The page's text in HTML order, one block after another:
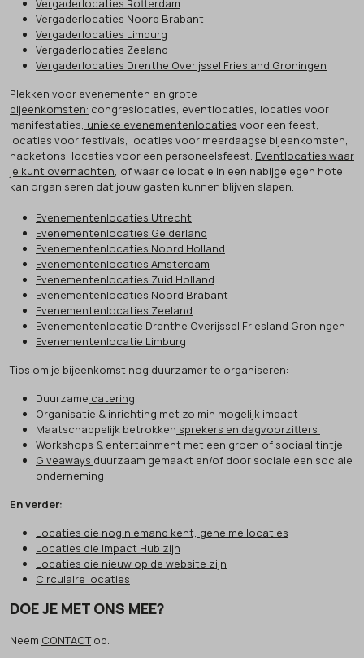
Vergaderlocaties Rotterdam
Vergaderlocaties Noord Brabant
Vergaderlocaties Limburg
Vergaderlocaties Zeeland
Vergaderlocaties Drenthe Overijssel Friesland Groningen
Plekken voor evenementen en grote
bijeenkomsten: congreslocaties, eventlocaties, locaties voor
manifestaties, unieke evenementenlocaties voor een feest,
locaties voor festivals, locaties voor meerdaagse bijeenkomsten,
hacketons, locaties voor een personeelsfeest. Eventlocaties waar
je kunt overnachten, of waar de locatie in een nabijgelegen hotel
kan organiseren dat jouw gasten kunnen blijven slapen.
Evenementenlocaties Utrecht
Evenementenlocaties Gelderland
Evenementenlocaties Noord Holland
Evenementenlocaties Amsterdam
Evenementenlocaties Zuid Holland
Evenementenlocaties Noord Brabant
Evenementenlocaties Zeeland
Evenementenlocatie Drenthe Overijssel Friesland Groningen
Evenementenlocatie Limburg
Tips om je bijeenkomst nog duurzamer te organiseren:
Duurzame catering
Organisatie & inrichting met zo min mogelijk impact
Maatschappelijk betrokken sprekers en dagvoorzitters
Workshops & entertainment met een groen of sociaal tintje
Giveaways duurzaam gemaakt en/of door sociale een sociale
onderneming
En verder:
Locaties die nog niemand kent, geheime locaties
Locaties die Impact Hub zijn
Locaties die nieuw op de website zijn
Circulaire locaties
DOE JE MET ONS MEE?
Neem CONTACTop.